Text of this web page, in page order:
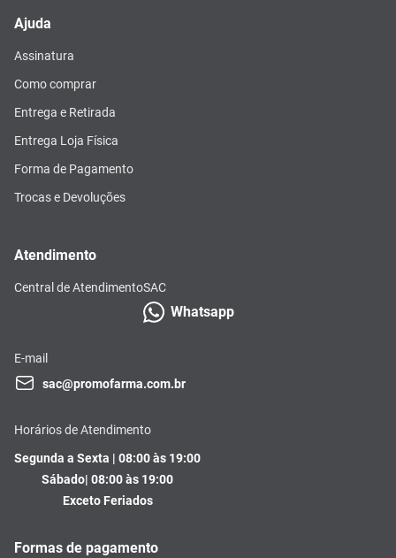
Ajuda
Assinatura
Como comprar
Entrega e Retirada
Entrega Loja Física
Forma de Pagamento
Trocas e Devoluções
Atendimento
Central de AtendimentoSAC
Whatsapp
E-mail
sac@promofarma.com.br
Horários de Atendimento
Segunda a Sexta | 08:00 às 19:00
Sábado| 08:00 às 19:00
Exceto Feriados
Formas de pagamento